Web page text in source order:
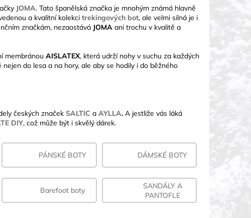
JOMA. Tato španělská značka je mnohým známá hlavně
a kvalitní kolekci trekingových bot, ale velmi silná je i
značkám, nezaostává JOMA ani trochu v kvalitě a
membránou AISLATEX, která udrží nohy v suchu za každých
do lesa a na hory, ale aby se hodily i do běžného
českých značek SALTIC a AYLLA. A jestliže vás láká
DIY, což může být i skvělý dárek.
PÁNSKÉ BOTY DÁMSKÉ BOTY
Barefoot boty
SANDÁLY A
PANTOFLE